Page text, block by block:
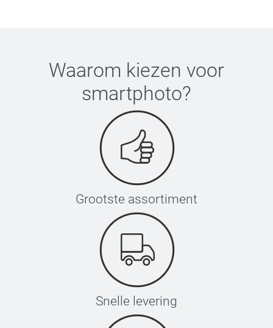
Waarom kiezen voor
smartphoto?
Grootste assortiment
Snelle levering